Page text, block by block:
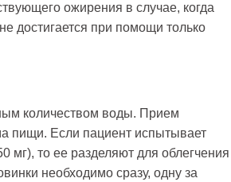
ожирения в случае, когда
достигается при помощи только
количеством воды. Прием
пищи. Если пациент испытывает
мг), то ее разделяют для облегчения
необходимо сразу, одну за